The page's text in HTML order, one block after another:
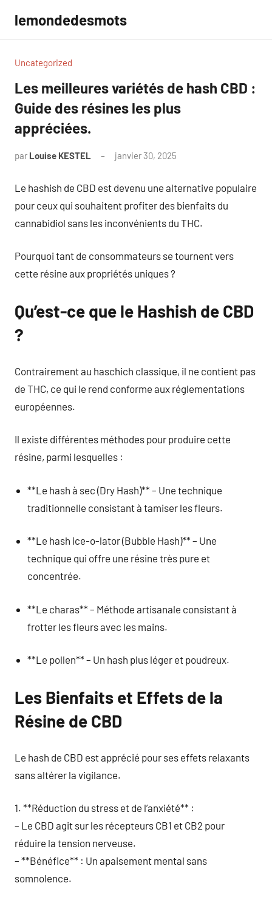
contenu
lemondedesmots
Uncategorized
Les meilleures variétés de hash CBD :
Guide des résines les plus
appréciées.
par Louise KESTEL janvier 30, 2025
Le hashish de CBD est devenu une alternative populaire
pour ceux qui souhaitent profiter des bienfaits du
cannabidiol sans les inconvénients du THC.
Pourquoi tant de consommateurs se tournent vers
cette résine aux propriétés uniques ?
Qu’est-ce que le Hashish de CBD
?
Contrairement au haschich classique, il ne contient pas
de THC, ce qui le rend conforme aux réglementations
européennes.
Il existe différentes méthodes pour produire cette
résine, parmi lesquelles :
**Le hash à sec (Dry Hash)** – Une technique
traditionnelle consistant à tamiser les fleurs.
**Le hash ice-o-lator (Bubble Hash)** – Une
technique qui offre une résine très pure et
concentrée.
**Le charas** – Méthode artisanale consistant à
frotter les fleurs avec les mains.
**Le pollen** – Un hash plus léger et poudreux.
Les Bienfaits et Effets de la
Résine de CBD
Le hash de CBD est apprécié pour ses effets relaxants
sans altérer la vigilance.
1. **Réduction du stress et de l’anxiété** :
– Le CBD agit sur les récepteurs CB1 et CB2 pour
réduire la tension nerveuse.
– **Bénéfice** : Un apaisement mental sans
somnolence.